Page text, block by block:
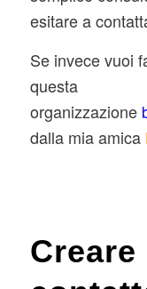
esitare a
Se invece vuoi
questa
organizzazione
dalla mia amica